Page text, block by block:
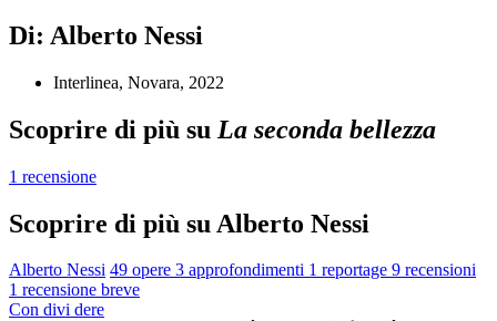
Di: Alberto Nessi
Interlinea, Novara, 2022
Scoprire di più su La seconda bellezza
1 recensione
Scoprire di più su Alberto Nessi
Alberto Nessi 49 opere 3 approfondimenti 1 reportage 9 recensioni
1 recensione breve
Con divi dere